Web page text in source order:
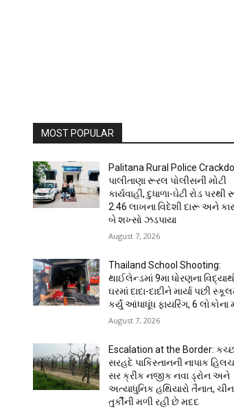
MOST POPULAR
Palitana Rural Police
પાલીતાણા રૂરલ પોલીસની મોટી
કાર્યવાહી, દુધાળા-ઘેટી રોડ પરથી
2.46 લાખના વિદેશી દારૂ અને
બે શખ્સો ઝડપાયા
August 7, 2026
Thailand School Shooting:
થાઈલેન્ડમાં 9મા ધોરણના
ઘરમાં દાદા-દાદીને માર્યા પછી
કર્યું આંધાધૂંધ ફાયરિંગ, 6 લોકોના
August 7, 2026
Escalation at the Border:
સરહદે પાકિસ્તાનની નાપાક
સર ક્રીક નજીક નવા ડ્રોન અને
અત્યાધુનિક હથિયારો તૈનાત,
તુર્કીની મળી રહી છે મદદ